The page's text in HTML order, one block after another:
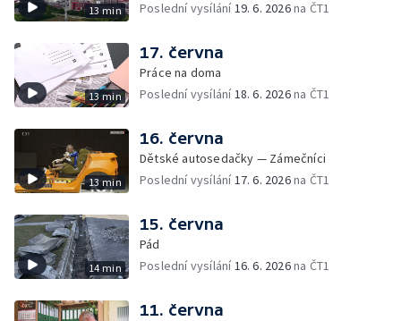
13 min Poslední vysílání19. 6. 2026na ČT1
13 min
17. června
Práce na doma
Poslední vysílání18. 6. 2026na ČT1
13 min
16. června
Dětské autosedačky — Zámečníci
Poslední vysílání17. 6. 2026na ČT1
14 min
15. června
Pád
Poslední vysílání16. 6. 2026na ČT1
11. června